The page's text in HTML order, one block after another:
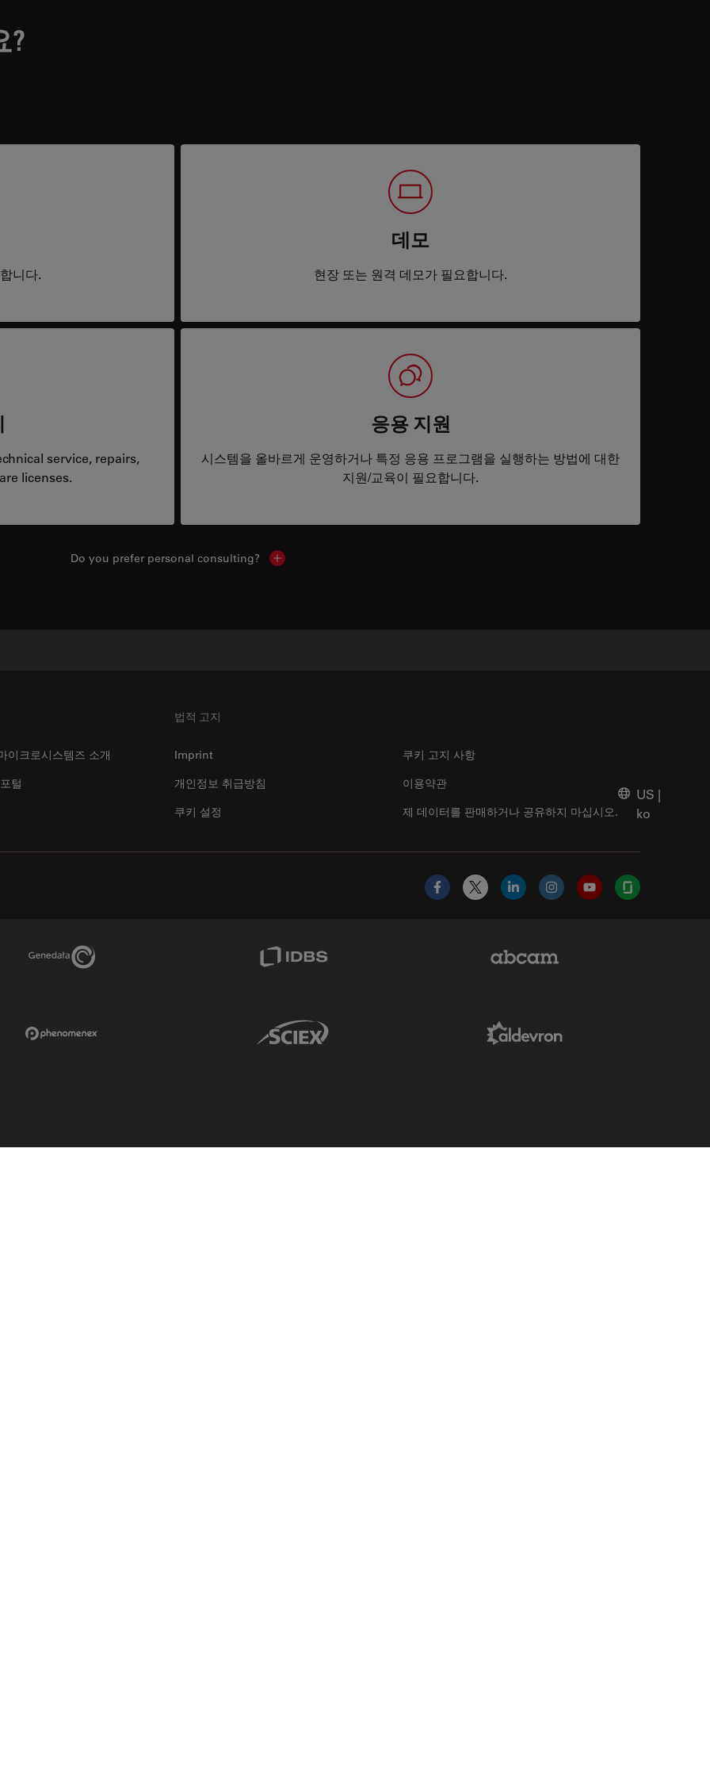
?
니다.
데모
현장 또는 원격 데모가 필요합니다.
service, repairs,
licenses.
응용 지원
시스템을 올바르게 운영하거나 특정 응용 프로그램을 실행하는 방법에 대한
지원/교육이 필요합니다.
Do you prefer personal consulting? Show local contacts
이크로시스템즈 소개
털
법적 고지
Imprint
쿠키 고지 사항
개인정보 취급방침
제 데이터를 판매하거나 공유하지 마십시오.
이용약관
쿠키 설정
US |
ko
Facebook
X LinkedInInstagramYouTubeGlassdoor
Genedata Link
Sciex Link